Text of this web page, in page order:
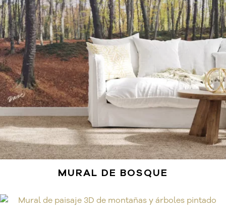
MURAL DE BOSQUE